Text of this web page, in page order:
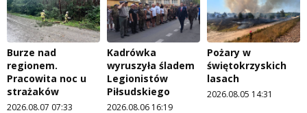
Burze nad
regionem.
Pracowita noc u
strażaków
2026.08.07 07:33
Kadrówka
wyruszyła śladem
Legionistów
Piłsudskiego
2026.08.06 16:19
Pożary w
świętokrzyskich
lasach
2026.08.05 14:31